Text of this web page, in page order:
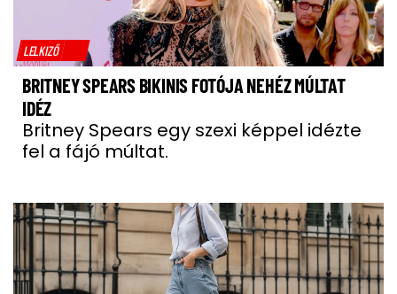
LELKIZŐ
BRITNEY SPEARS BIKINIS FOTÓJA NEHÉZ MÚLTAT
IDÉZ
Britney Spears egy szexi képpel idézte
fel a fájó múltat.